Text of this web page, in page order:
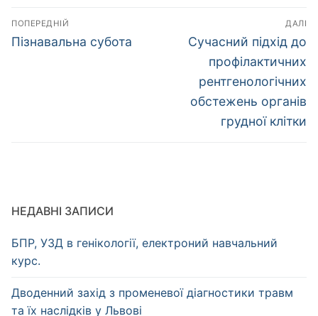
Навігація
записів
ПОПЕРЕДНІЙ
Попередній
Пізнавальна субота
ДАЛІ
Наступний
запис:
Сучасний підхід до
профілактичних
рентгенологічних
обстежень органів
грудної клітки
НЕДАВНІ ЗАПИСИ
БПР, УЗД в генікології, електроний навчальний
курс.
Дводенний захід з променевої діагностики травм
та їх наслідків у Львові